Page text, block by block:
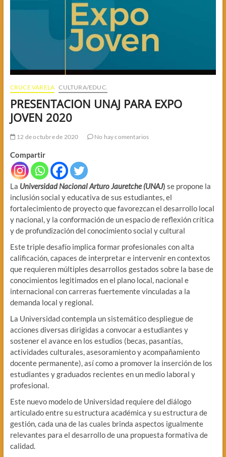
CRUCE VARELA CULTURA/EDUC.
PRESENTACION UNAJ PARA EXPO
JOVEN 2020
12 de octubre de 2020 No hay comentarios
Compartir
La Universidad Nacional Arturo Jauretche (UNAJ) se propone la
inclusión social y educativa de sus estudiantes, el
fortalecimiento de proyecto que favorezcan el desarrollo local
y nacional, y la conformación de un espacio de reflexión crítica
y de profundización del conocimiento social y cultural
Este triple desafío implica formar profesionales con alta
calificación, capaces de interpretar e intervenir en contextos
que requieren múltiples desarrollos gestados sobre la base de
conocimientos legitimados en el plano local, nacional e
internacional con carreras fuertemente vinculadas a la
demanda local y regional.
La Universidad contempla un sistemático despliegue de
acciones diversas dirigidas a convocar a estudiantes y
sostener el avance en los estudios (becas, pasantías,
actividades culturales, asesoramiento y acompañamiento
docente permanente), así como a promover la inserción de los
estudiantes y graduados recientes en un medio laboral y
profesional.
Este nuevo modelo de Universidad requiere del diálogo
articulado entre su estructura académica y su estructura de
gestión, cada una de las cuales brinda aspectos igualmente
relevantes para el desarrollo de una propuesta formativa de
calidad.